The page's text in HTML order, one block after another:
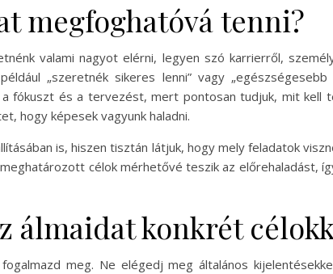
megfoghatóvá tenni?
valami nagyot elérni, legyen szó karrierről,
„szeretnék sikeres lenni” vagy
fókuszt és a tervezést, mert pontosan tudjuk, mit kell
hogy képesek vagyunk haladni.
is, hiszen tisztán látjuk, hogy mely feladatok
célok mérhetővé teszik az előrehaladást,
álmaidat konkrét
meg. Ne elégedj meg általános